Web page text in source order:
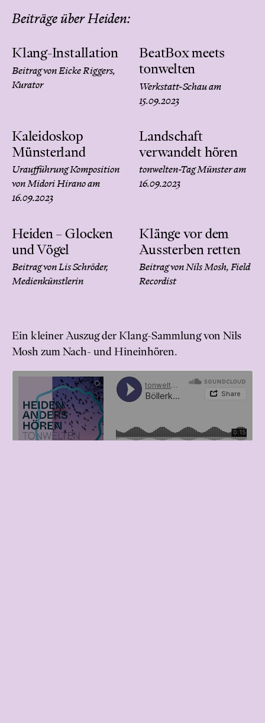
Beiträge über Heiden:
Klang-Installation
Beitrag von Eicke Riggers,
Kurator
BeatBox meets
tonwelten
Werkstatt-Schau am
15.09.2023
Kaleidoskop
Münsterland
Uraufführung Komposition
von Midori Hirano am
16.09.2023
Landschaft
verwandelt hören
tonwelten-Tag Münster am
16.09.2023
Heiden – Glocken
und Vögel
Beitrag von Lis Schröder,
Medienkünstlerin
Klänge vor dem
Aussterben retten
Beitrag von Nils Mosh, Field
Recordist
Ein kleiner Auszug der Klang-Sammlung von Nils
Mosh zum Nach- und Hineinhören.